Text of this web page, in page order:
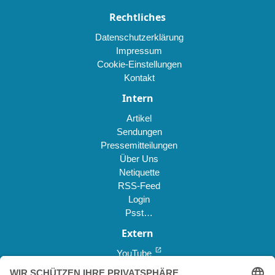
Rechtliches
Datenschutzerklärung
Impressum
Cookie-Einstellungen
Kontakt
Intern
Artikel
Sendungen
Pressemitteilungen
Über Uns
Netiquette
RSS-Feed
Login
Psst…
Extern
YouTube open_in_new
Reddit *